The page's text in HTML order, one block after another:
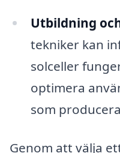
Utbildning
tekniker kan
solceller
optimera
som
Genom att välja